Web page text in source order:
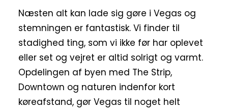
Næsten alt kan lade sig gøre i Vegas og
stemningen er fantastisk. Vi finder til
stadighed ting, som vi ikke før har oplevet
eller set og vejret er altid solrigt og varmt.
Opdelingen af byen med The Strip,
Downtown og naturen indenfor kort
køreafstand, gør Vegas til noget helt